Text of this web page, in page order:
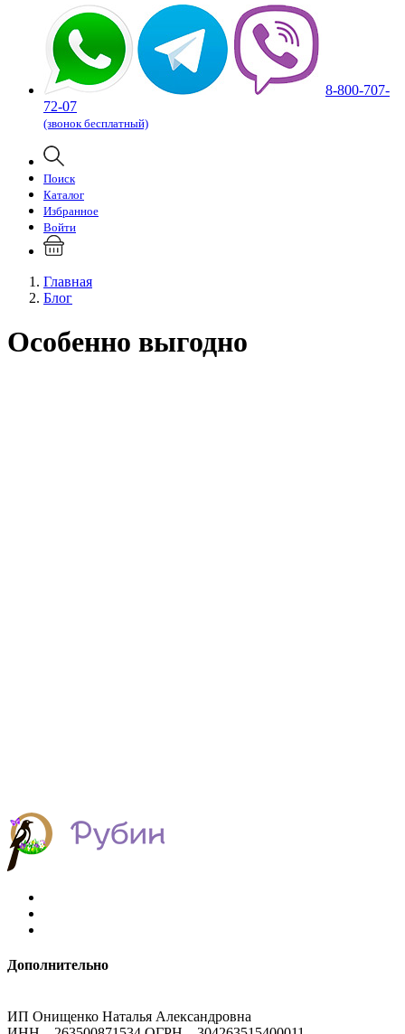
8-800-707-
72-07
(звонок бесплатный)
Поиск
Каталог
Избранное
Войти
Главная
Блог
Особенно выгодно
Дополнительно
ИП Онищенко Наталья Александровна